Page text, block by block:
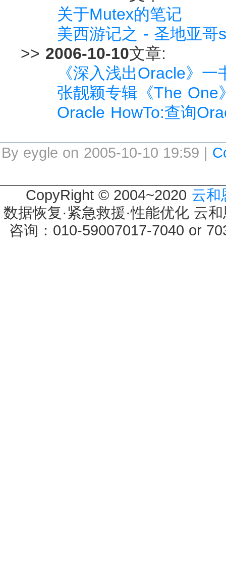
关于Mutex的笔记
美西游记之 - 圣地亚哥
>> 2006-10-10文章:
《深入浅出Oracle》一
张靓颖专辑《The One
Oracle HowTo:查询
By eygle on 2005-10-10 19:59 |
CopyRight © 2004~2020 云和
数据恢复·紧急救援·性能优化 云
咨询：010-59007017-7040 or